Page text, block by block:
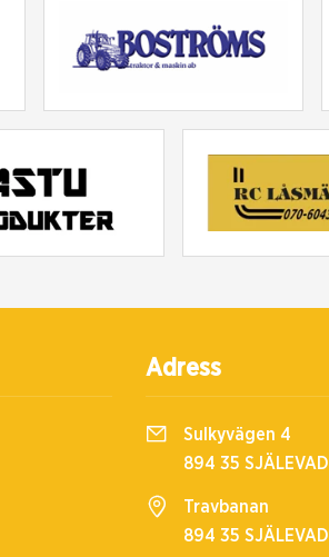
Adress
Sulkyvägen 4
894 35 SJÄLEVAD
Travbanan
894 35 SJÄLEVAD